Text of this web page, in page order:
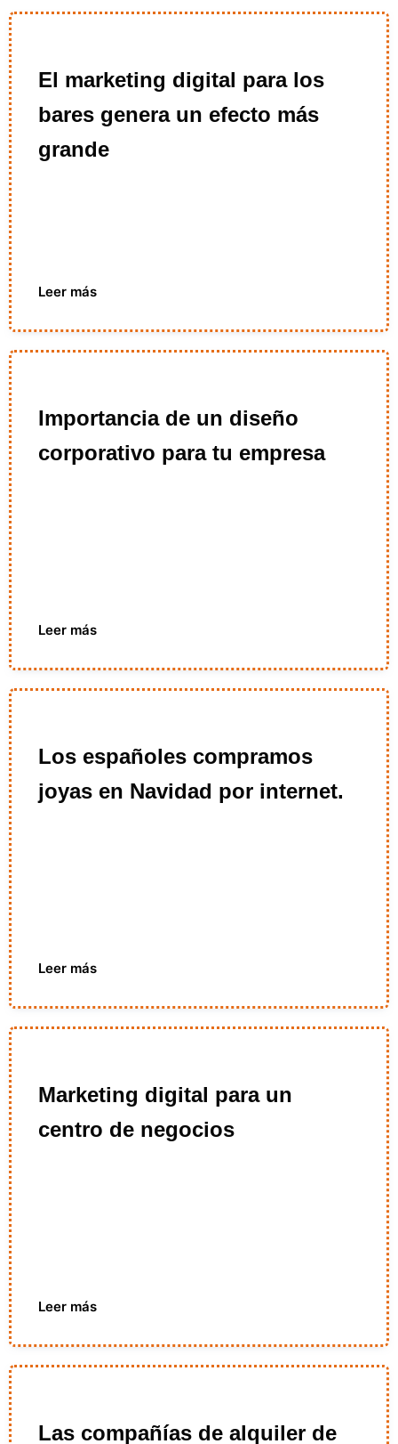
El marketing digital para los
bares genera un efecto más
grande
Leer más
Importancia de un diseño
corporativo para tu empresa
Leer más
Los españoles compramos
joyas en Navidad por internet.
Leer más
Marketing digital para un
centro de negocios
Leer más
Las compañías de alquiler de